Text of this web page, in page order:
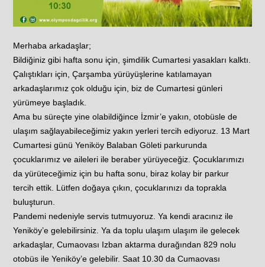
Merhaba arkadaşlar;
Bildiğiniz gibi hafta sonu için, şimdilik Cumartesi yasakları kalktı.
Çalıştıkları için, Çarşamba yürüyüşlerine katılamayan
arkadaşlarımız çok olduğu için, biz de Cumartesi günleri
yürümeye başladık.
Ama bu süreçte yine olabildiğince İzmir’e yakın, otobüsle de
ulaşım sağlayabileceğimiz yakın yerleri tercih ediyoruz. 13 Mart
Cumartesi günü Yeniköy Balaban Göleti parkurunda
çocuklarımız ve aileleri ile beraber yürüyeceğiz. Çocuklarımızı
da yürüteceğimiz için bu hafta sonu, biraz kolay bir parkur
tercih ettik. Lütfen doğaya çıkın, çocuklarınızı da toprakla
buluşturun.
Pandemi nedeniyle servis tutmuyoruz. Ya kendi aracınız ile
Yeniköy’e gelebilirsiniz. Ya da toplu ulaşım ulaşım ile gelecek
arkadaşlar, Cumaovası Izban aktarma durağından 829 nolu
otobüs ile Yeniköy’e gelebilir. Saat 10.30 da Cumaovası